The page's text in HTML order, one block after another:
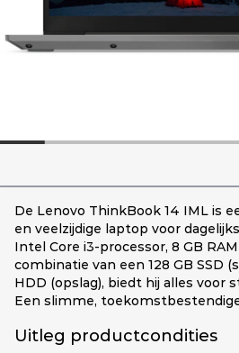
De Lenovo ThinkBook 14 IML is
en veelzijdige laptop voor
Intel Core i3-processor, 8 GB
combinatie van een 128 GB SSD
HDD (opslag), biedt hij alles voor
Een slimme,
Uitleg productcondities